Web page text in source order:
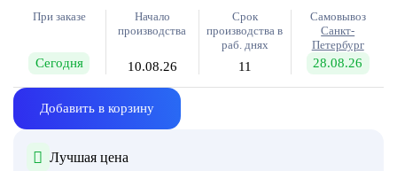
При заказе
Сегодня
Начало
производства
10.08.26
Срок
производства в
раб. днях
11
Самовывоз
Санкт-
Петербург
28.08.26
Добавить в корзину
Лучшая цена